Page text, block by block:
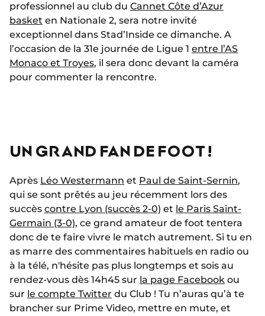
professionnel au club du Cannet Côte d’Azur
basket en Nationale 2, sera notre invité
exceptionnel dans Stad’Inside ce dimanche. A
l’occasion de la 31e journée de Ligue 1 entre l’AS
Monaco et Troyes, il sera donc devant la caméra
pour commenter la rencontre.
UN GRAND FAN DE FOOT !
Après Léo Westermann et Paul de Saint-Sernin,
qui se sont prêtés au jeu récemment lors des
succès contre Lyon (succès 2-0) et le Paris Saint-
Germain (3-0), ce grand amateur de foot tentera
donc de te faire vivre le match autrement. Si tu en
as marre des commentaires habituels en radio ou
à la télé, n'hésite pas plus longtemps et sois au
rendez-vous dès 14h45 sur la page Facebook ou
sur le compte Twitter du Club ! Tu n’auras qu’à te
brancher sur Prime Video, mettre en mute, et